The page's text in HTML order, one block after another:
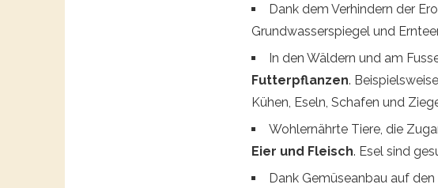
Dank dem Verhindern der
Grundwasserspiegel und
In den Wäldern und am
Futterpflanzen.
Kühen, Eseln, Schafen und
Wohlernährte Tiere, die
Eier und Fleisch. Esel sind
Dank Gemüseanbau auf